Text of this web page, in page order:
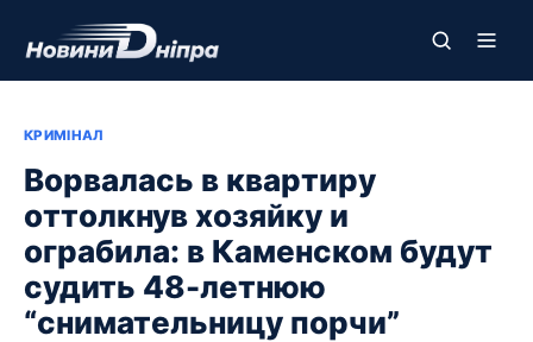
КРИМІНАЛ
Ворвалась в квартиру
оттолкнув хозяйку и
ограбила: в Каменском будут
судить 48-летнюю
“снимательницу порчи”